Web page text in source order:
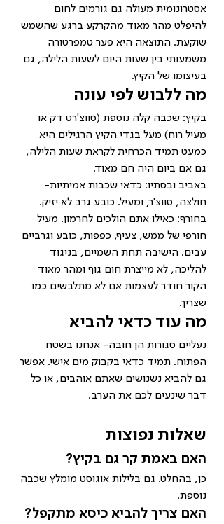
אסטרונומית מעולה גם גורמים לחום
להיפלט מהר מאוד מהקרקע ברגע שהשמש
שוקעת. התוצאה היא פער טמפרטורה
משמעותי בין שעות היום לשעות הלילה, גם
בעיצומו של הקיץ.
מה ללבוש לפי עונה
בקיץ: שכבה קלה נוספת (סווצ'רט דק או
מעיל רוח) מעל בגדי הקיץ הרגילים היא
כמעט תמיד הכרחית לקראת שעות הלילה,
גם אם ביום היה חם מאוד.
באביב ובסתיו: כדאי שכבות אמיתיות-
חולצה, סווצ'ר, ומעיל. כובע גרב לא יזיק.
בחורף: כאילו אתם הולכים לחרמון. מעיל
חורפי של ממש, צעיף, כפפות, כובע וגרביים
עבים. הישיבה תחת השמיים, בניגוד
להליכה, לא מייצרת חום גוף ומהר מאוד
הקור חודר לעצמות אם לא מתלבשים כמו
שצריך.
מה עוד כדאי להביא
נעליים סגורות הן חובה- אנחנו בשטח
הפתוח. תמיד כדאי בקבוק מים אישי. אפשר
גם להביא נשנושים שאתם אוהבים, או כל
דבר שינעים לכם את הערב.
שאלות נפוצות
האם באמת קר גם בקיץ?
כן, בהחלט. גם בלילות אוגוסט מומלץ שכבה
נוספת.
האם צריך להביא כיסא מתקפל?